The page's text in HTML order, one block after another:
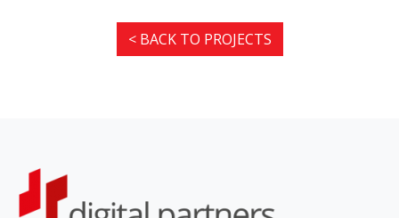
< BACK TO PROJECTS